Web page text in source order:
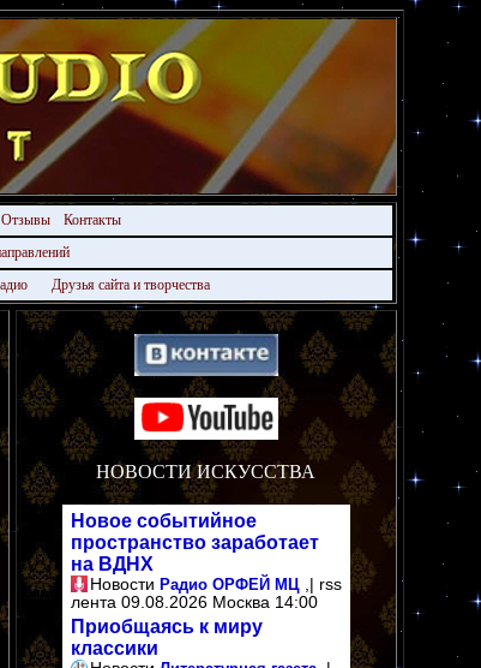
Отзывы
Контакты
Друзья сайта и творчества
НОВОСТИ ИСКУССТВА